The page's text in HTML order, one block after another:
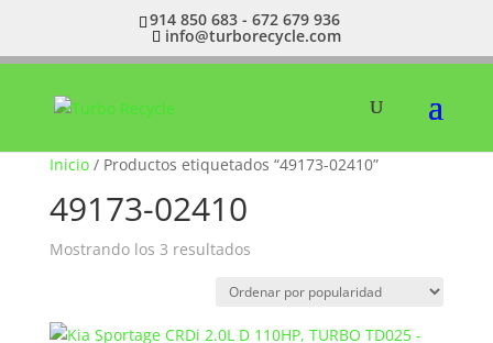
914 850 683 - 672 679 936
info@turborecycle.com
Inicio/ Productos etiquetados “49173-02410”
49173-02410
Mostrando los 3 resultadosOrdenado
popularidad